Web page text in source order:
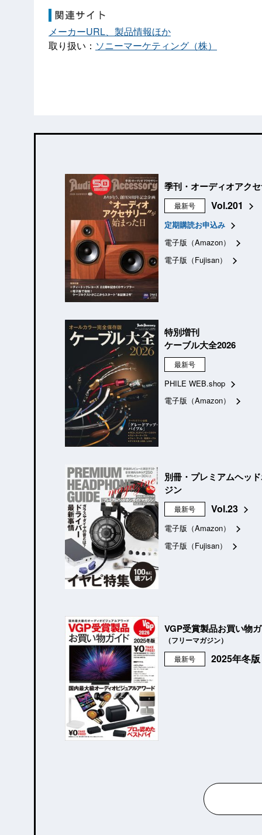
メーカーURL、製品情報ほか
取り扱い： ソニーマーケティング（株）
季刊・オーディオアク
最新号 Vol.201
定期購読お申込み
電子版（Amazon）
電子版（Fujisan）
特別増刊
ケーブル大全2026
最新号
PHILE WEB.shop
電子版（Amazon）
別冊・プレミアムヘッ
ジン
最新号 Vol.23
電子版（Amazon）
電子版（Fujisan）
VGP受賞製品お買い物
（フリーマガジン）
最新号 2025年冬